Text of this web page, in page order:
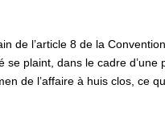
de l’article 8 de la
se plaint, dans le cadre
de l’affaire à huis clos, ce